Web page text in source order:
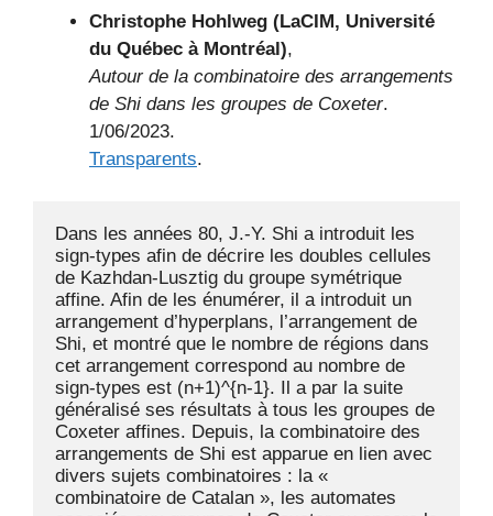
Christophe Hohlweg (LaCIM, Université
du Québec à Montréal),
Autour de la combinatoire des arrangements
de Shi dans les groupes de Coxeter.
1/06/2023.
Transparents.
Dans les années 80, J.-Y. Shi a introduit les
sign-types afin de décrire les doubles cellules
de Kazhdan-Lusztig du groupe symétrique
affine. Afin de les énumérer, il a introduit un
arrangement d’hyperplans, l’arrangement de
Shi, et montré que le nombre de régions dans
cet arrangement correspond au nombre de
sign-types est (n+1)^{n-1}. Il a par la suite
généralisé ses résultats à tous les groupes de
Coxeter affines. Depuis, la combinatoire des
arrangements de Shi est apparue en lien avec
divers sujets combinatoires : la «
combinatoire de Catalan », les automates